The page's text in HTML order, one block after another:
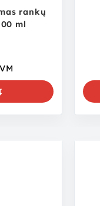
rankų
ml